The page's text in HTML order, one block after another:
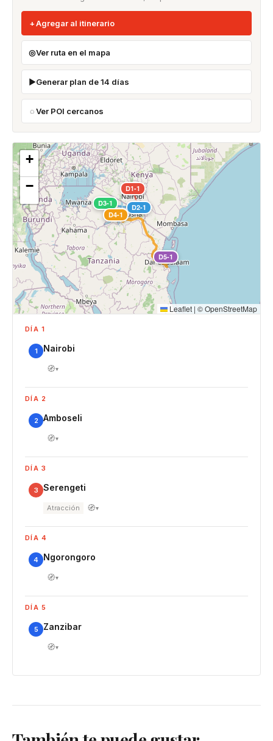
Agregar al itinerario
Ver ruta en el mapa
Generar plan de 14 días
Ver POI cercanos
D1-1
D2-1
D3-1
D4-1
D5-1
+
−
Leaflet | ©OpenStreetMap
DÍA 1
1 Nairobi
🧭▾
DÍA 2
2 Amboseli
🧭▾
DÍA 3
3 Serengeti
Atracción 🧭▾
DÍA 4
4 Ngorongoro
🧭▾
DÍA 5
5 Zanzibar
🧭▾